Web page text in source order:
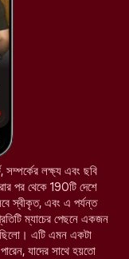
সম্পর্কের লক্ষ্য এবং ছবি
পর থেকে 190টি দেশে
স্বীকৃত, এবং এ পর্যন্ত
ম্যাচের পেছনে একজন
এটি এমন একটা
যাদের সাথে হয়তো